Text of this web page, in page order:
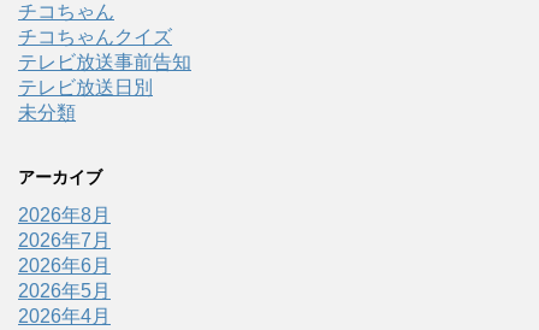
チコちゃん
チコちゃんクイズ
テレビ放送事前告知
テレビ放送日別
未分類
アーカイブ
2026年8月
2026年7月
2026年6月
2026年5月
2026年4月